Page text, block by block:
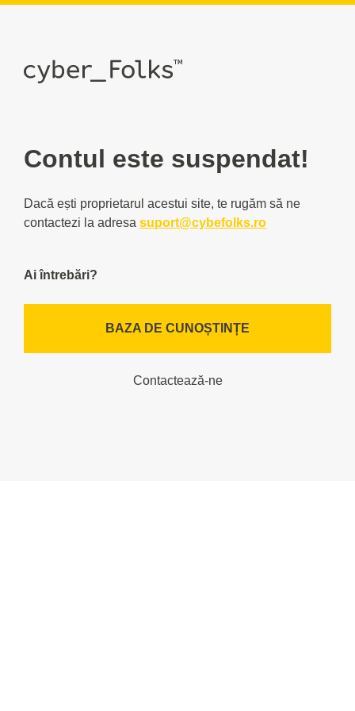
Contul este suspendat!
Dacă ești proprietarul acestui site, te rugăm să ne
contactezi la adresa suport@cybefolks.ro
Ai întrebări?
BAZA DE CUNOȘTINȚE
Contactează-ne